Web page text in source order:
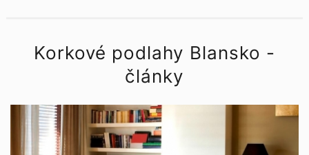
Členství Trend Family.
Korkové podlahy Blansko -
články